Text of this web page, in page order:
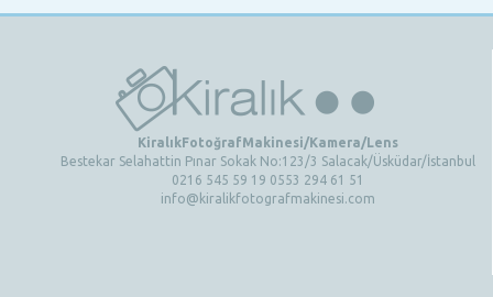
KiralıkFotoğrafMakinesi/Kamera/Lens
Bestekar Selahattin Pınar Sokak No:123/3 Salacak/Üsküdar/İstanbul
0216 545 59 19 0553 294 61 51
info@kiralikfotografmakinesi.com